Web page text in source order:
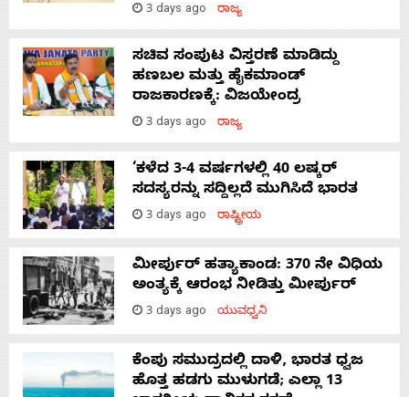
3 days ago ರಾಜ್ಯ
ಸಚಿವ ಸಂಪುಟ ವಿಸ್ತರಣೆ ಮಾಡಿದ್ದು
ಹಣಬಲ ಮತ್ತು ಹೈಕಮಾಂಡ್
ರಾಜಕಾರಣಕ್ಕೆ: ವಿಜಯೇಂದ್ರ
3 days ago ರಾಜ್ಯ
‘ಕಳೆದ 3-4 ವರ್ಷಗಳಲ್ಲಿ 40 ಲಷ್ಕರ್
ಸದಸ್ಯರನ್ನು ಸದ್ದಿಲ್ಲದೆ ಮುಗಿಸಿದೆ ಭಾರತ
3 days ago ರಾಷ್ಟ್ರೀಯ
ಮೀರ್ಪುರ್ ಹತ್ಯಾಕಾಂಡ: 370 ನೇ ವಿಧಿಯ
ಅಂತ್ಯಕ್ಕೆ ಆರಂಭ ನೀಡಿತ್ತು ಮೀರ್ಪುರ್
3 days ago ಯುವಧ್ವನಿ
ಕೆಂಪು ಸಮುದ್ರದಲ್ಲಿ ದಾಳಿ, ಭಾರತ ಧ್ವಜ
ಹೊತ್ತ ಹಡಗು ಮುಳುಗಡೆ; ಎಲ್ಲಾ 13